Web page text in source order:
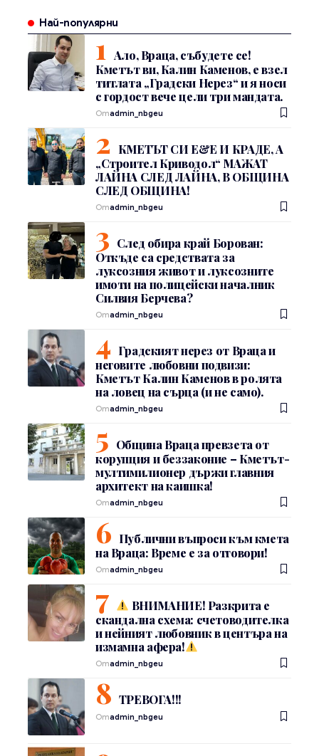
Най-популярни
Ало, Враца, събудете се!
Кметът ви, Калин Каменов, е взел
титлата „Градски Нерез“ и я носи
с гордост вече цели три мандата.
Отadmin_nbgeu
КМЕТЪТ СИ Е&Е И КРАДЕ, А
„Строител Криводол“ МАЖАТ
ЛАЙНА СЛЕД ЛАЙНА, В ОБЩИНА
СЛЕД ОБЩИНА!
Отadmin_nbgeu
След обира край Борован:
Откъде са средствата за
луксозния живот и луксозните
имоти на полицейски началник
Силвия Берчева?
Отadmin_nbgeu
Градският нерез от Враца и
неговите любовни подвизи:
Кметът Калин Каменов в ролята
на ловец на сърца (и не само).
Отadmin_nbgeu
Община Враца превзета от
корупция и беззаконие – Кметът-
мултимилионер държи главния
архитект на каишка!
Отadmin_nbgeu
Публични въпроси към кмета
на Враца: Време е за отговори!
Отadmin_nbgeu
ВНИМАНИЕ! Разкрита е
скандална схема: счетоводителка
и нейният любовник в центъра на
измамна афера!
Отadmin_nbgeu
ТРЕВОГА!!!
Отadmin_nbgeu